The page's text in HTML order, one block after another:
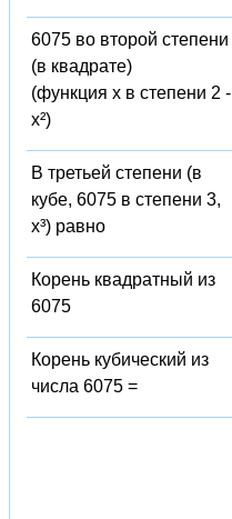
6075 во второй степени
(в квадрате)
(функция x в степени 2 -
x²)
В третьей степени (в
кубе, 6075 в степени 3,
x³) равно
Корень квадратный из
6075
Корень кубический из
числа 6075 =